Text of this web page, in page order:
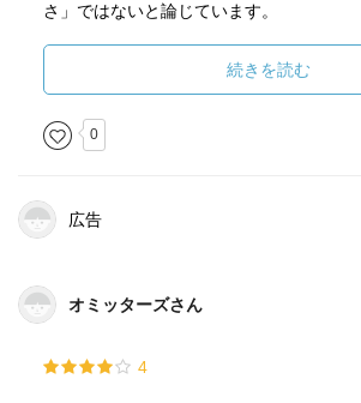
さ」ではないと論じています。
さらに「教育勅語」にも著者の目は向け
勅語」には、江戸幕府の施政を規定し
込んでいました。しかし、江戸時代には
ーに尽きない多様な思想が存在していま
基といった合理主義的な思想もあったの
らの存在を可能にしたのは、多様性を許
崇拝する合理主義が根づいていたこと
南や狩野亨吉といった例外はあったも
本の知識人がそうした合理主義を正当に
続きを読む
0
広告
オミッターズさん
4